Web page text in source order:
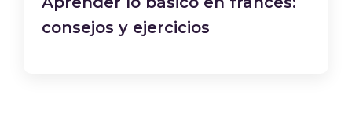
consejos y ejercicios